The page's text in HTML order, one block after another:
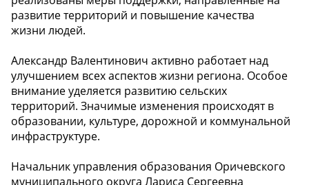
развитие территорий и повышение качества
жизни людей.
Александр Валентинович активно работает над
улучшением всех аспектов жизни региона. Особое
внимание уделяется развитию сельских
территорий. Значимые изменения происходят в
образовании, культуре, дорожной и коммунальной
инфраструктуре.
Начальник управления образования Оричевского
муниципального округа Лариса Сергеевна